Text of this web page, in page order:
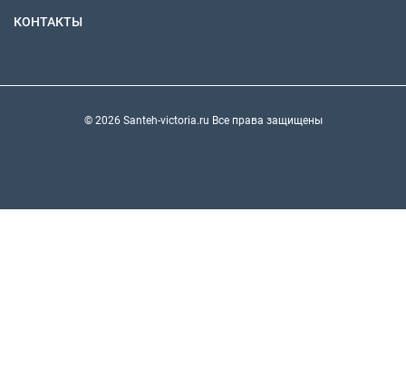
КОНТАКТЫ
© 2026 Santeh-victoria.ru Все права защищены